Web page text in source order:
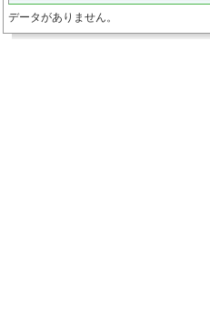
データがありません。